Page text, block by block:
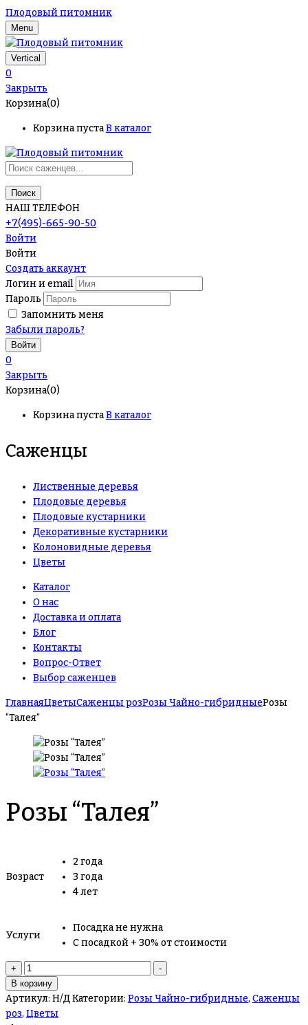
Плодовый питомник
Menu
Vertical
0
Закрыть
Корзина(0)
Корзина пустаВ каталог
Поиск
НАШ ТЕЛЕФОН
+7(495)-665-90-50
Войти
Войти
Создать аккаунт
Логин и email
Пароль
Запомнить меня
Забыли пароль?
0
Закрыть
Корзина(0)
Корзина пустаВ каталог
Саженцы
Лиственные деревья
Плодовые деревья
Плодовые кустарники
Декоративные кустарники
Колоновидные деревья
Цветы
Каталог
О нас
Доставка и оплата
Блог
Контакты
Вопрос-Ответ
Выбор саженцев
ГлавнаяЦветыСаженцы розРозы Чайно-гибридныеРозы
“Талея”
Розы “Талея”
Возраст
2 года
3 года
4 лет
Услуги
Посадка не нужна
С посадкой + 30% от стоимости
+
Количество
товара
Розы
“Талея”
-
В корзину
Артикул: Н/ДКатегории: Розы Чайно-гибридные, Саженцы
роз, Цветы